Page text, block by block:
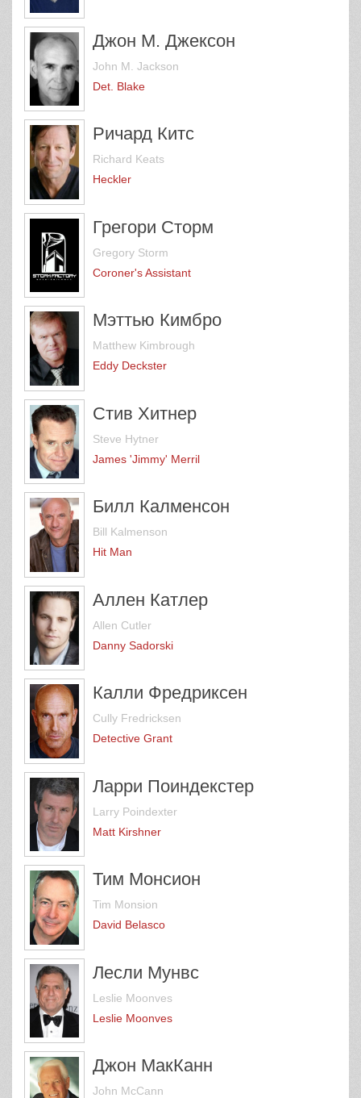
Джон М. Джексон
John M. Jackson
Det. Blake
Ричард Китс
Richard Keats
Heckler
Грегори Сторм
Gregory Storm
Coroner's Assistant
Мэттью Кимбро
Matthew Kimbrough
Eddy Deckster
Стив Хитнер
Steve Hytner
James 'Jimmy' Merril
Билл Калменсон
Bill Kalmenson
Hit Man
Аллен Катлер
Allen Cutler
Danny Sadorski
Калли Фредриксен
Cully Fredricksen
Detective Grant
Ларри Поиндекстер
Larry Poindexter
Matt Kirshner
Тим Монсион
Tim Monsion
David Belasco
Лесли Мунвс
Leslie Moonves
Leslie Moonves
Джон МакКанн
John McCann